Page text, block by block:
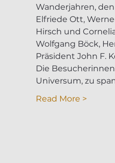
Wanderjahren,
Elfriede Ott,
Hirsch und
Wolfgang Böck,
Präsident John F.
Die
Universum, zu
Read More >